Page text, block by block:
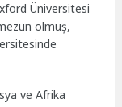
Üniversitesi
olmuş,
ve Afrika